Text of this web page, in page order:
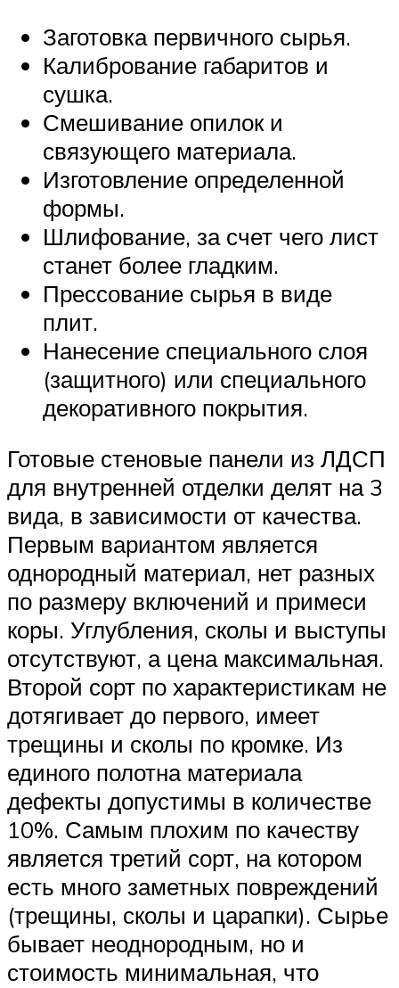
Заготовка первичного сырья.
Калибрование габаритов и
сушка.
Смешивание опилок и
связующего материала.
Изготовление определенной
формы.
Шлифование, за счет чего лист
станет более гладким.
Прессование сырья в виде
плит.
Нанесение специального слоя
(защитного) или специального
декоративного покрытия.
Готовые стеновые панели из ЛДСП
для внутренней отделки делят на 3
вида, в зависимости от качества.
Первым вариантом является
однородный материал, нет разных
по размеру включений и примеси
коры. Углубления, сколы и выступы
отсутствуют, а цена максимальная.
Второй сорт по характеристикам не
дотягивает до первого, имеет
трещины и сколы по кромке. Из
единого полотна материала
дефекты допустимы в количестве
10%. Самым плохим по качеству
является третий сорт, на котором
есть много заметных повреждений
(трещины, сколы и царапки). Сырье
бывает неоднородным, но и
стоимость минимальная, что